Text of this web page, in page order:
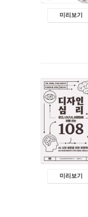
미리보기
미리보기